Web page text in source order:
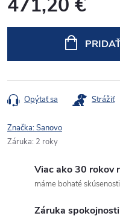
Opýtať sa Strážiť
Značka:Sanovo
Záruka: 2 roky
Viac ako 30 rokov
máme bohaté skúsenosti
Záruka spokojnosti